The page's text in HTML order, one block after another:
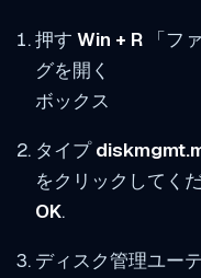
押す Win + R「フ
グを開く
ボックス
タイプ
をクリックしてく
OK.
ディスク管理ユー